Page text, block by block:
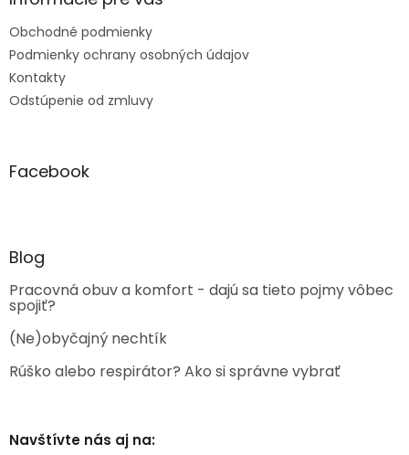
Obchodné podmienky
Podmienky ochrany osobných údajov
Kontakty
Odstúpenie od zmluvy
Facebook
Blog
Pracovná obuv a komfort - dajú sa tieto pojmy vôbec
spojiť?
(Ne)obyčajný nechtík
Rúško alebo respirátor? Ako si správne vybrať
Navštívte nás aj na: